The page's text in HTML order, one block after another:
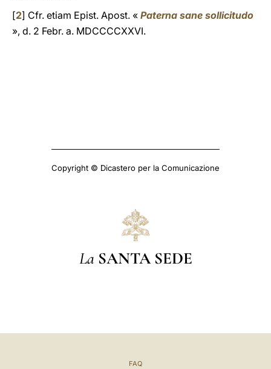
[2] Cfr. etiam Epist. Apost. « Paterna sane sollicitudo
», d. 2 Febr. a. MDCCCCXXVI.
Copyright © Dicastero per la Comunicazione
La SANTA SEDE
FAQ